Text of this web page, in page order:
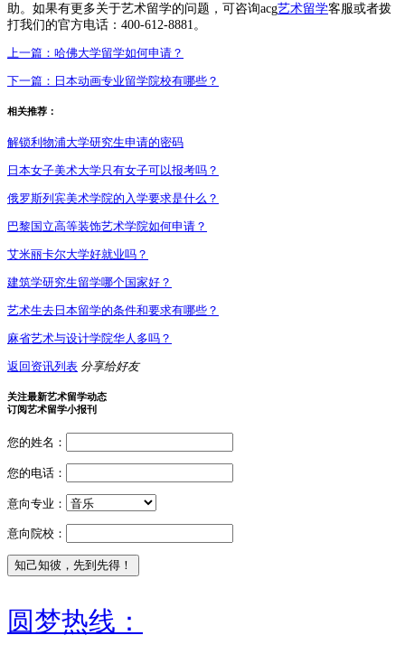
助。如果有更多关于艺术留学的问题，可咨询acg艺术留学客服或者拨
打我们的官方电话：400-612-8881。
上一篇： 哈佛大学留学如何申请？
下一篇： 日本动画专业留学院校有哪些？
相关推荐：
解锁利物浦大学研究生申请的密码
日本女子美术大学只有女子可以报考吗？
俄罗斯列宾美术学院的入学要求是什么？
巴黎国立高等装饰艺术学院如何申请？
艾米丽卡尔大学好就业吗？
建筑学研究生留学哪个国家好？
艺术生去日本留学的条件和要求有哪些？
麻省艺术与设计学院华人多吗？
返回资讯列表 分享给好友
关注最新艺术留学动态
订阅艺术留学小报刊
您的姓名：
您的电话：
意向专业：
意向院校：
圆梦热线：